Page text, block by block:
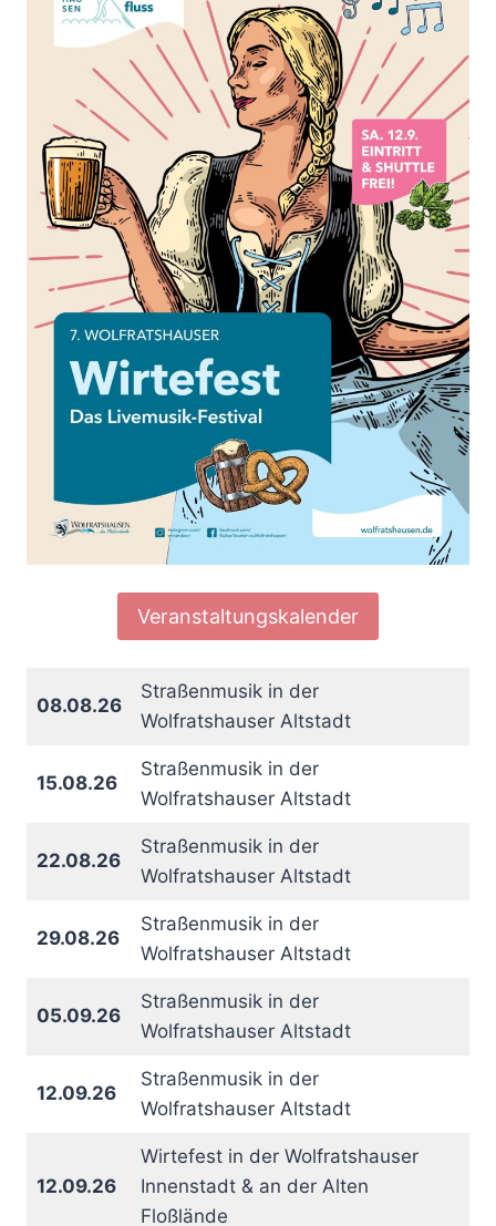
Veranstaltungskalender
08.08.26
Straßenmusik in der
Wolfratshauser Altstadt
15.08.26
Straßenmusik in der
Wolfratshauser Altstadt
22.08.26
Straßenmusik in der
Wolfratshauser Altstadt
29.08.26
Straßenmusik in der
Wolfratshauser Altstadt
05.09.26
Straßenmusik in der
Wolfratshauser Altstadt
12.09.26
Straßenmusik in der
Wolfratshauser Altstadt
12.09.26
Wirtefest in der Wolfratshauser
Innenstadt & an der Alten
Floßlände